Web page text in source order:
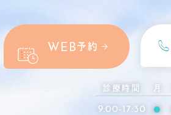
WEB予約
診療時間 月
9:00-17:30 ●